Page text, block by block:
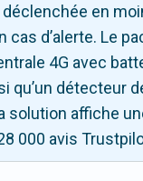
en
cas d’alerte. Le
4G avec
qu’un détecteur
solution affiche
000 avis